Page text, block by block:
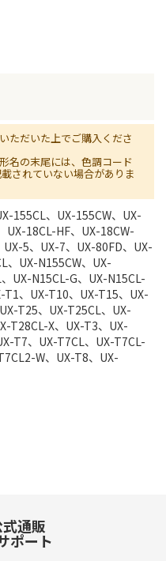
ただいた上でご購入くださ
名の末尾には、色調コード
されていない場合がありま
155CL、UX-155CW、UX-
UX-18CL-HF、UX-18CW-
5、UX-7、UX-80FD、UX-
、UX-N155CW、UX-
UX-N15CL-G、UX-N15CL-
T1、UX-T10、UX-T15、UX-
T25、UX-T25CL、UX-
T28CL-X、UX-T3、UX-
T7、UX-T7CL、UX-T7CL-
W、UX-T8、UX-
通販
ポート